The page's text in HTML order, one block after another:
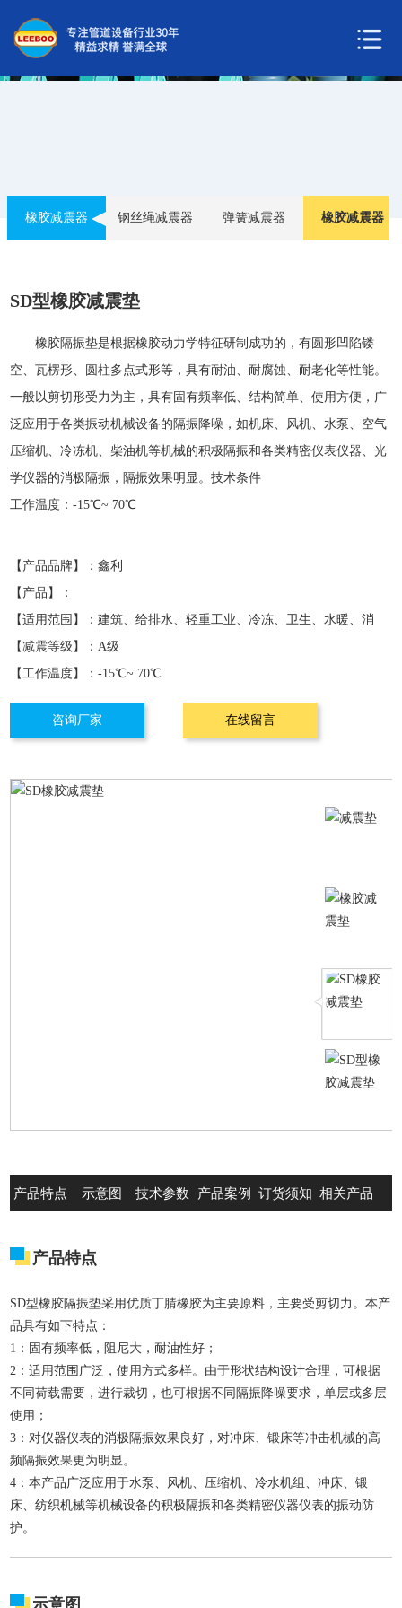
橡胶减震器 钢丝绳减震器 弹簧减震器 橡胶减震器
SD型橡胶减震垫
橡胶隔振垫是根据橡胶动力学特征研制成功的，有圆形凹陷镂
空、瓦楞形、圆柱多点式形等，具有耐油、耐腐蚀、耐老化等性能。
一般以剪切形受力为主，具有固有频率低、结构简单、使用方便，广
泛应用于各类振动机械设备的隔振降噪，如机床、风机、水泵、空气
压缩机、冷冻机、柴油机等机械的积极隔振和各类精密仪表仪器、光
学仪器的消极隔振，隔振效果明显。技术条件
工作温度：-15℃~ 70℃
【产品品牌】：鑫利
【产品】：
【适用范围】：建筑、给排水、轻重工业、冷冻、卫生、水暖、消
防、电力
【减震等级】：A级
【工作温度】：-15℃~ 70℃
咨询厂家 在线留言
产品特点 示意图 技术参数 产品案例 订货须知 相关产品
产品特点
SD型橡胶隔振垫采用优质丁腈橡胶为主要原料，主要受剪切力。本产
品具有如下特点：
1：固有频率低，阻尼大，耐油性好；
2：适用范围广泛，使用方式多样。由于形状结构设计合理，可根据
不同荷载需要，进行裁切，也可根据不同隔振降噪要求，单层或多层
使用；
3：对仪器仪表的消极隔振效果良好，对冲床、锻床等冲击机械的高
频隔振效果更为明显。
4：本产品广泛应用于水泵、风机、压缩机、冷水机组、冲床、锻
床、纺织机械等机械设备的积极隔振和各类精密仪器仪表的振动防
护。
示意图